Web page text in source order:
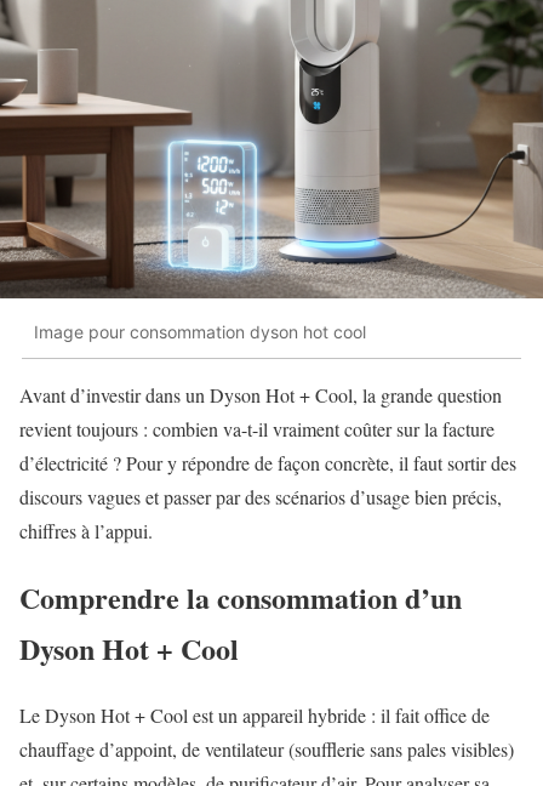
Image pour consommation dyson hot cool
Avant d’investir dans un Dyson Hot + Cool, la grande question
revient toujours : combien va-t-il vraiment coûter sur la facture
d’électricité ? Pour y répondre de façon concrète, il faut sortir des
discours vagues et passer par des scénarios d’usage bien précis,
chiffres à l’appui.
Comprendre la consommation d’un
Dyson Hot + Cool
Le Dyson Hot + Cool est un appareil hybride : il fait office de
chauffage d’appoint, de ventilateur (soufflerie sans pales visibles)